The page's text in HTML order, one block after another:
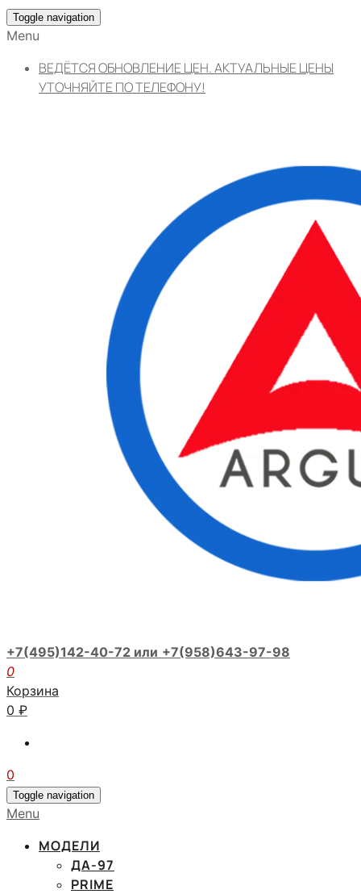
Toggle navigation
Menu
ВЕДЁТСЯ ОБНОВЛЕНИЕ ЦЕН. АКТУАЛЬНЫЕ ЦЕНЫ
УТОЧНЯЙТЕ ПО ТЕЛЕФОНУ!
+7(495)142-40-72 или +7(958)643-97-98
0
Корзина
0 ₽
0
Toggle navigation
Menu
МОДЕЛИ
ДА-97
PRIME